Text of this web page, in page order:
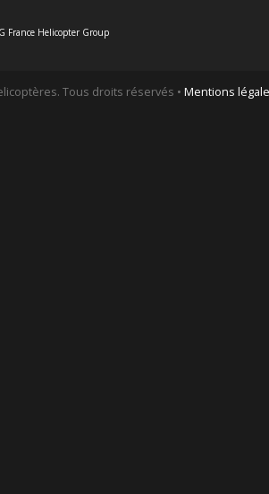
France Helicopter Group
Tous droits réservés • Mentions